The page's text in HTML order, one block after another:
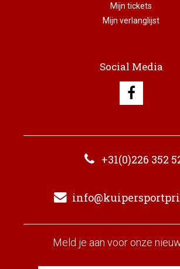
Mijn tickets
Mijn verlanglijst
Social Media
+31(0)226 352
Meld je aan voor onze